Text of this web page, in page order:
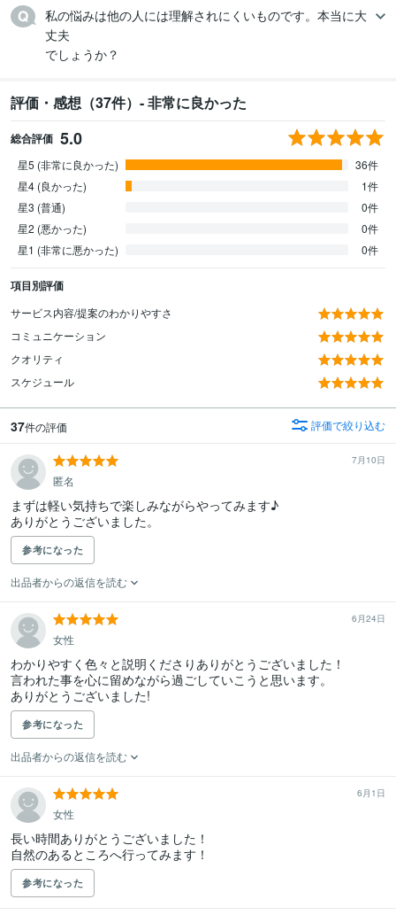
私の悩みは他の人には理解されにくいものです。本当に大
丈夫
でしょうか？
評価・感想（37件）- 非常に良かった
総合評価 5.0
星5 (非常に良かった)
36件
星4 (良かった)
1件
星3 (普通)
0件
星2 (悪かった)
0件
星1 (非常に悪かった)
0件
項目別評価
サービス内容/提案のわかりやすさ
コミュニケーション
クオリティ
スケジュール
37件の評価 評価で絞り込む
7月10日
匿名
まずは軽い気持ちで楽しみながらやってみます♪
ありがとうございました。
参考になった
出品者からの返信を読む
6月24日
女性
わかりやすく色々と説明くださりありがとうございました！
言われた事を心に留めながら過ごしていこうと思います。
ありがとうございました!
参考になった
出品者からの返信を読む
6月1日
女性
長い時間ありがとうございました！
自然のあるところへ行ってみます！
参考になった